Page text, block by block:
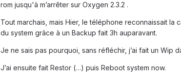
rom jusqu'à m’arrêter sur Oxygen 2.3.2 .
Tout marchais, mais Hier, le téléphone reconnaissait la
du system grâce à un Backup fait 3h auparavant.
Je ne sais pas pourquoi, sans réfléchir, j’ai fait un Wip
J’ai ensuite fait Restor (…) puis Reboot system now.